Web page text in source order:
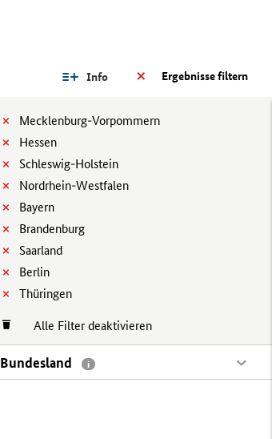
Ergebnisse filtern
Info
Mecklenburg-Vorpommern
Hessen
Schleswig-Holstein
Nordrhein-Westfalen
Bayern
Brandenburg
Saarland
Berlin
Thüringen
Alle Filter deaktivieren
Bundesland i